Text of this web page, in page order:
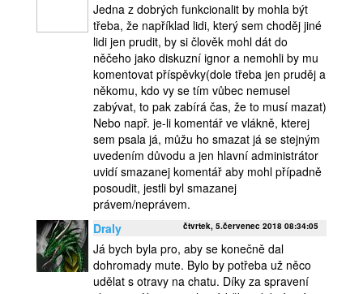
Jedna z dobrých funkcionalit by mohla být
třeba, že například lidi, který sem choděj jiné
lidi jen prudit, by si člověk mohl dát do
něčeho jako diskuzní ignor a nemohli by mu
komentovat příspěvky(dole třeba jen pruděj a
někomu, kdo vy se tím vůbec nemusel
zabývat, to pak zabírá čas, že to musí mazat)
Nebo např. je-li komentář ve vlákně, kterej
sem psala já, můžu ho smazat já se stejným
uvedením důvodu a jen hlavní administrátor
uvidí smazanej komentář aby mohl případně
posoudit, jestli byl smazanej
právem/neprávem.
Draly
čtvrtek, 5.červenec 2018 08:34:05
Já bych byla pro, aby se konečně dal
dohromady mute. Bylo by potřeba už něco
udělat s otravy na chatu. Díky za spravení